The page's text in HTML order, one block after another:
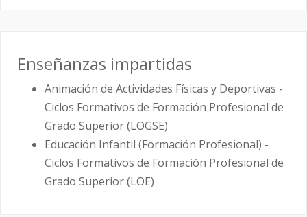
Enseñanzas impartidas
Animación de Actividades Físicas y Deportivas -
Ciclos Formativos de Formación Profesional de
Grado Superior (LOGSE)
Educación Infantil (Formación Profesional) -
Ciclos Formativos de Formación Profesional de
Grado Superior (LOE)